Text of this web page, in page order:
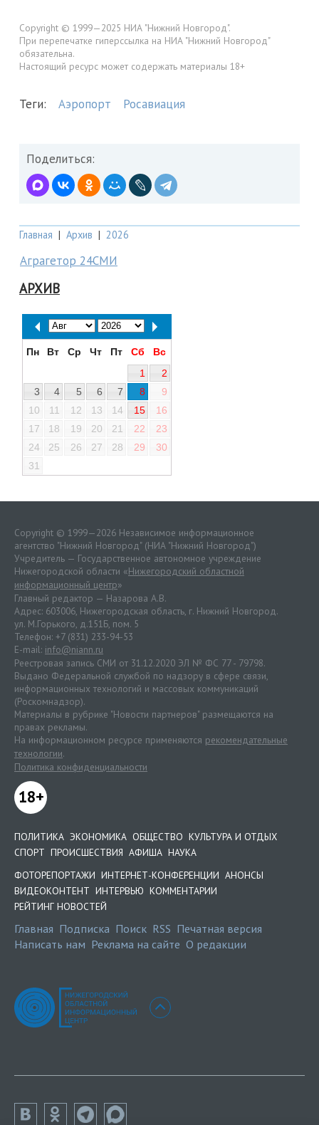
Copyright © 1999—2025 НИА "Нижний Новгород".
При перепечатке гиперссылка на НИА "Нижний Новгород"
обязательна.
Настоящий ресурс может содержать материалы 18+
Теги: Аэропорт Росавиация
Поделиться:
Главная | Архив | 2026
Аграгетор 24СМИ
АРХИВ
Пн Вт Ср Чт Пт Сб
Вс
1
2
3
4 5 6 7 8
9
10
11 12 13 14 15
16
17
18 19 20 21 22
23
24
25 26 27 28 29
30
31
Copyright © 1999—2026 Независимое информационное
агентство "Нижний Новгород" (НИА "Нижний Новгород")
Учредитель — Государственное автономное учреждение
Нижегородской области «Нижегородский областной
информационный центр»
Главный редактор — Назарова А.В.
Адрес: 603006, Нижегородская область, г. Нижний Новгород.
ул. М.Горького, д.151Б, пом. 5
Телефон: +7 (831) 233-94-53
E-mail: info@niann.ru
Реестровая запись СМИ от 31.12.2020 ЭЛ № ФС 77 - 79798.
Выдано Федеральной службой по надзору в сфере связи,
информационных технологий и массовых коммуникаций
(Роскомнадзор).
Материалы в рубрике "Новости партнеров" размещаются на
правах рекламы.
На информационном ресурсе применяются рекомендательные
технологии.
Политика конфиденциальности
18+
ПОЛИТИКА ЭКОНОМИКА ОБЩЕСТВО КУЛЬТУРА И ОТДЫХ
СПОРТ ПРОИСШЕСТВИЯ АФИША НАУКА
ФОТОРЕПОРТАЖИ ИНТЕРНЕТ-КОНФЕРЕНЦИИ АНОНСЫ
ВИДЕОКОНТЕНТ ИНТЕРВЬЮ КОММЕНТАРИИ
РЕЙТИНГ НОВОСТЕЙ
Главная Подписка Поиск RSS Печатная версия
Написать нам Реклама на сайте О редакции